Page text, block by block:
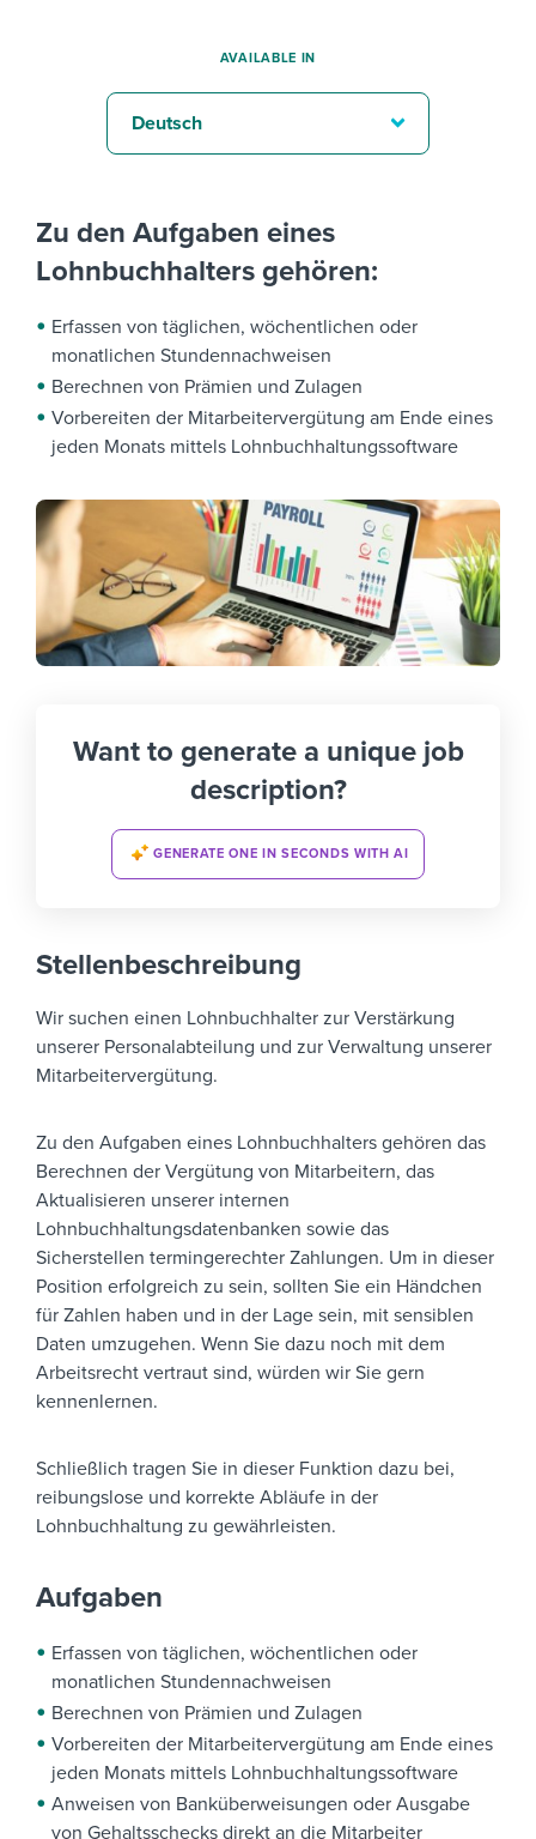
Zu den Aufgaben eines
Lohnbuchhalters gehören:
Erfassen von täglichen, wöchentlichen oder
monatlichen Stundennachweisen
Berechnen von Prämien und Zulagen
Vorbereiten der Mitarbeitervergütung am Ende eines
jeden Monats mittels Lohnbuchhaltungssoftware
Want to generate a unique job
description?
GENERATE ONE IN SECONDS WITH AI
Stellenbeschreibung
Wir suchen einen Lohnbuchhalter zur Verstärkung
unserer Personalabteilung und zur Verwaltung unserer
Mitarbeitervergütung.
Zu den Aufgaben eines Lohnbuchhalters gehören das
Berechnen der Vergütung von Mitarbeitern, das
Aktualisieren unserer internen
Lohnbuchhaltungsdatenbanken sowie das
Sicherstellen termingerechter Zahlungen. Um in dieser
Position erfolgreich zu sein, sollten Sie ein Händchen
für Zahlen haben und in der Lage sein, mit sensiblen
Daten umzugehen. Wenn Sie dazu noch mit dem
Arbeitsrecht vertraut sind, würden wir Sie gern
kennenlernen.
Schließlich tragen Sie in dieser Funktion dazu bei,
reibungslose und korrekte Abläufe in der
Lohnbuchhaltung zu gewährleisten.
Aufgaben
Erfassen von täglichen, wöchentlichen oder
monatlichen Stundennachweisen
Berechnen von Prämien und Zulagen
Vorbereiten der Mitarbeitervergütung am Ende eines
jeden Monats mittels Lohnbuchhaltungssoftware
Anweisen von Banküberweisungen oder Ausgabe
von Gehaltsschecks direkt an die Mitarbeiter
AVAILABLE IN
Deutsch